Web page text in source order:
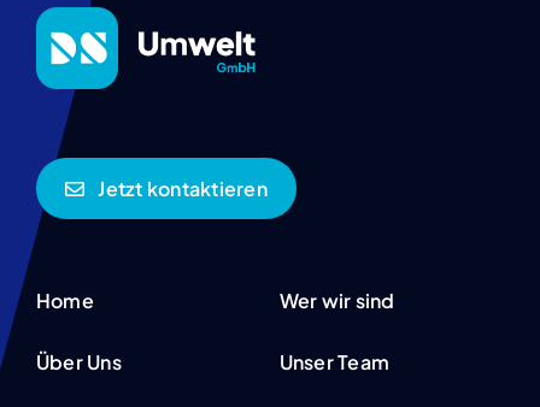
Jetzt kontaktieren
Home
Über Uns
Wer wir sind
Unser Team